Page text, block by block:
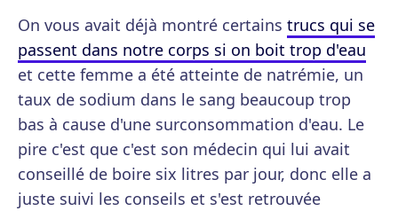
On vous avait déjà montré certains trucs qui se
passent dans notre corps si on boit trop d'eau
et cette femme a été atteinte de natrémie, un
taux de sodium dans le sang beaucoup trop
bas à cause d'une surconsommation d'eau. Le
pire c'est que c'est son médecin qui lui avait
conseillé de boire six litres par jour, donc elle a
juste suivi les conseils et s'est retrouvée